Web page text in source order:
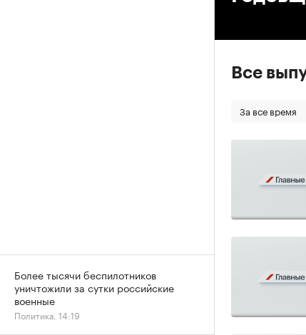
Все
За все время
Более тысячи беспилотников
уничтожили за сутки российские
военные
Политика, 14:19